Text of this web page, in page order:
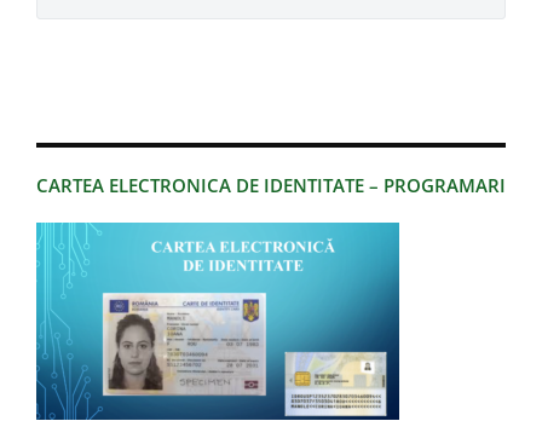
CARTEA ELECTRONICA DE IDENTITATE – PROGRAMARI